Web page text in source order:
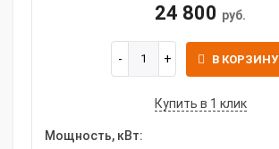
24 800 руб.
В КОРЗИНУ
Купить в 1 клик
Мощность, кВт: